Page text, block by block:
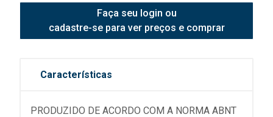
Faça seu login ou
cadastre-se para ver preços e comprar
Características
PRODUZIDO DE ACORDO COM A NORMA ABNT